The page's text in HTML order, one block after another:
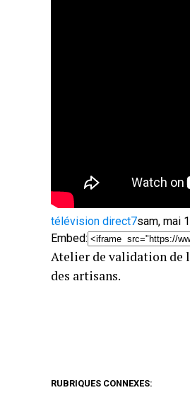
télévision direct7sam, mai
Embed:
Atelier de validation de
des artisans.
RUBRIQUES CONNEXES: